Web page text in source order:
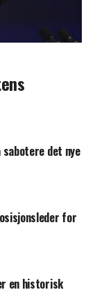
det nye
for
en historisk